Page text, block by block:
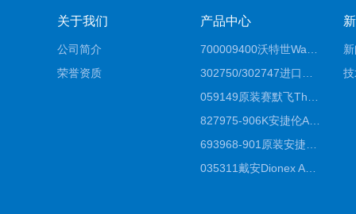
关于我们
公司简介
荣誉资质
产品中心
827975-906K安捷伦Agilent原装ZORBAX液相色谱柱*
035311戴安Dionex AS4分析柱阴离子交换色谱柱厂家